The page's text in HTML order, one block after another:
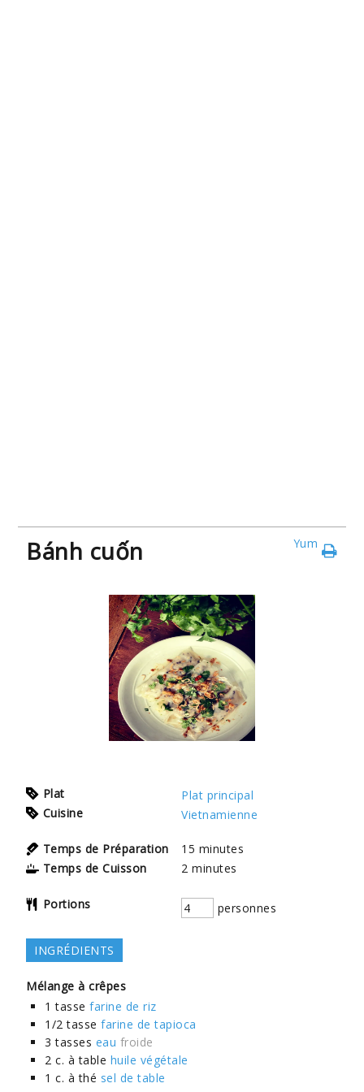
Bánh cuốn Yum
Plat
Plat principal
Cuisine
Vietnamienne
Temps de Préparation 15 minutes
Temps de Cuisson
2 minutes
Portions personnes
INGRÉDIENTS
Mélange à crêpes
1 tasse farine de riz
1/2 tasse farine de tapioca
3 tasses eau froide
2 c. à table huile végétale
1 c. à thé sel de table